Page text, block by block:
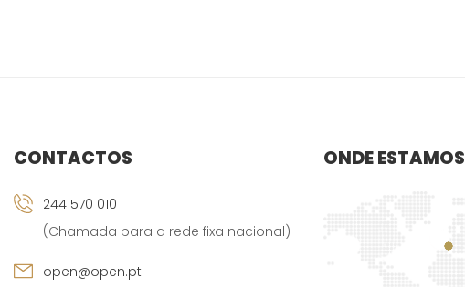
CONTACTOS
244 570 010
(Chamada para a rede fixa nacional)
open@open.pt
ONDE ESTAMOS